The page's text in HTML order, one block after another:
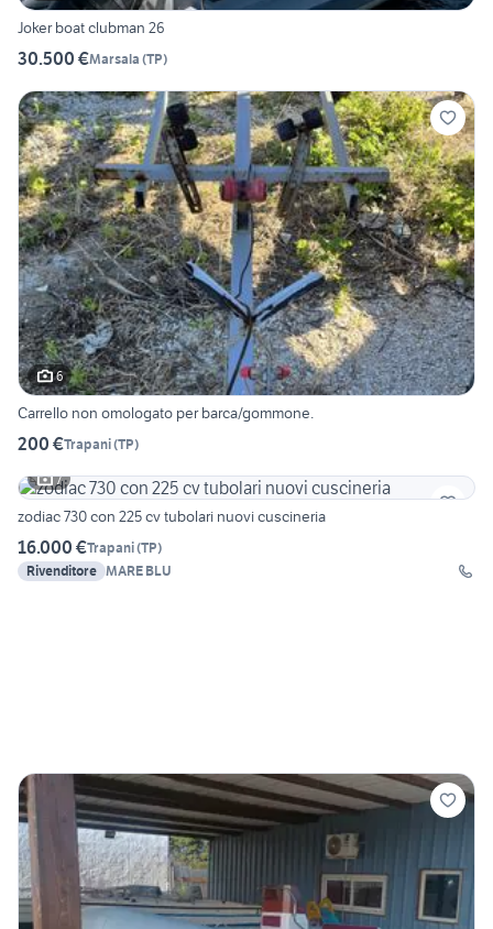
Joker boat clubman 26
30.500 €Marsala (TP)
6
Carrello non omologato per barca/gommone.
200 €Trapani(TP)
7
zodiac 730 con 225 cv tubolari nuovi cuscineria
16.000 €Trapani(TP)
Rivenditore MARE BLU